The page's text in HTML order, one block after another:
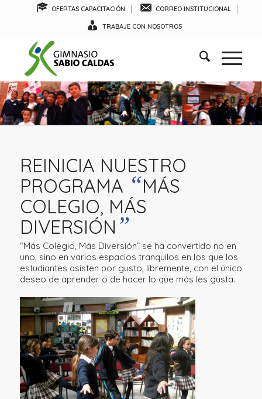
OFERTAS CAPACITACIÓN CORREO INSTITUCIONAL
TRABAJE CON NOSOTROS
REINICIA NUESTRO
PROGRAMA “MÁS
COLEGIO, MÁS
DIVERSIÓN ”
“Más Colegio, Más Diversión” se ha convertido no en
uno, sino en varios espacios tranquilos en los que los
estudiantes asisten por gusto, libremente, con el único
deseo de aprender o de hacer lo que más les gusta.